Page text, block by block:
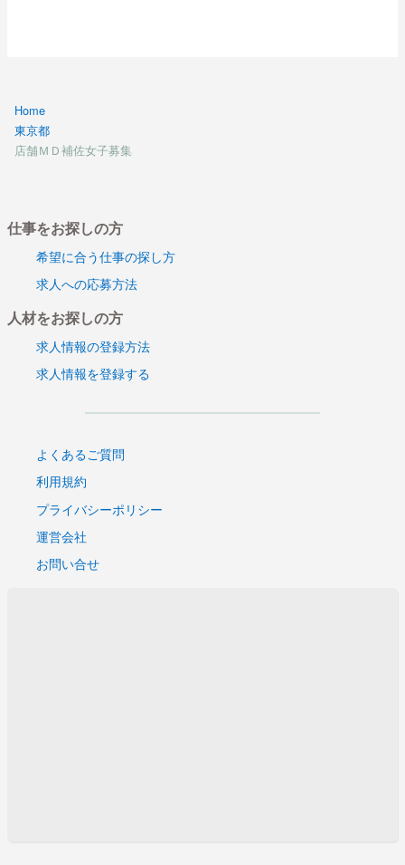
Home
東京都
店舗ＭＤ補佐女子募集
仕事をお探しの方
希望に合う仕事の探し方
求人への応募方法
人材をお探しの方
求人情報の登録方法
求人情報を登録する
よくあるご質問
利用規約
プライバシーポリシー
運営会社
お問い合せ